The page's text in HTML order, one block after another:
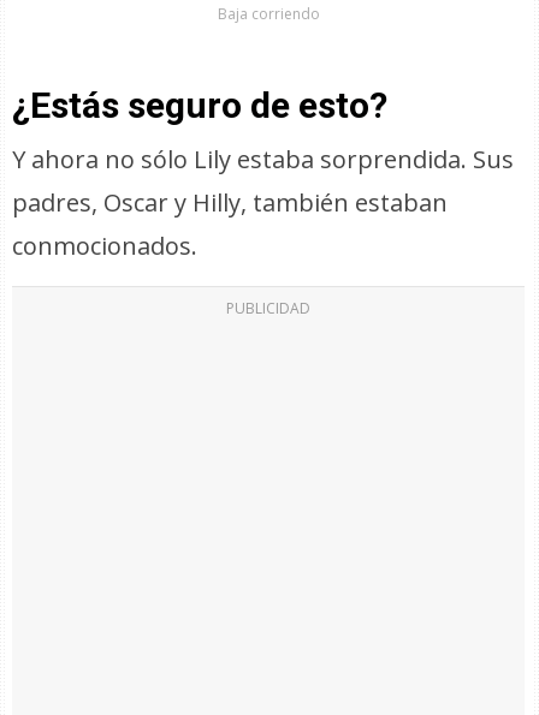
Baja corriendo
¿Estás seguro de esto?
Y ahora no sólo Lily estaba sorprendida. Sus
padres, Oscar y Hilly, también estaban
conmocionados.
PUBLICIDAD